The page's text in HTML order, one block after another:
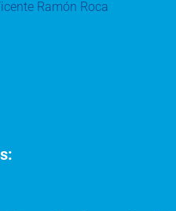
Ramón Roca